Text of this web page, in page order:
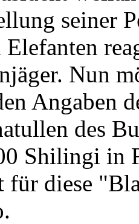
seiner
Elefanten
Nun
Angaben
des
Shilingi in
für diese